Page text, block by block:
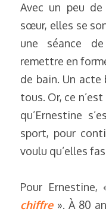
Avec un peu
sœur, elles se
une séance
remettre en
de bain. Un acte
tous. Or, ce
qu’Ernestine
sport, pour
voulu qu’elles
Pour Ernestine,
chiffre ». À 80